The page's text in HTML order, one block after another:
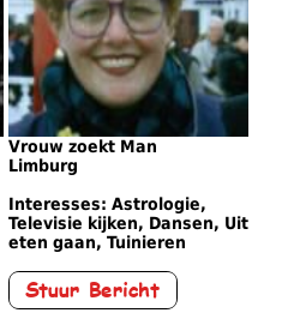
Vrouw zoekt Man
Limburg
Interesses: Astrologie,
Televisie kijken, Dansen, Uit
eten gaan, Tuinieren